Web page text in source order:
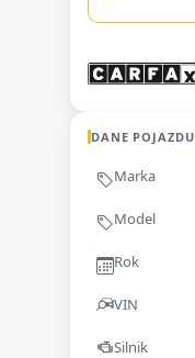
DANE POJAZDU
Marka
Model
Rok
VIN
Silnik